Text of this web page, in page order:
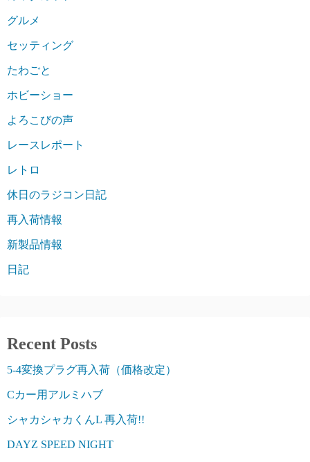
グルメ
セッティング
たわごと
ホビーショー
よろこびの声
レースレポート
レトロ
休日のラジコン日記
再入荷情報
新製品情報
日記
Recent Posts
5-4変換プラグ再入荷（価格改定）
Cカー用アルミハブ
シャカシャカくんL 再入荷!!
DAYZ SPEED NIGHT